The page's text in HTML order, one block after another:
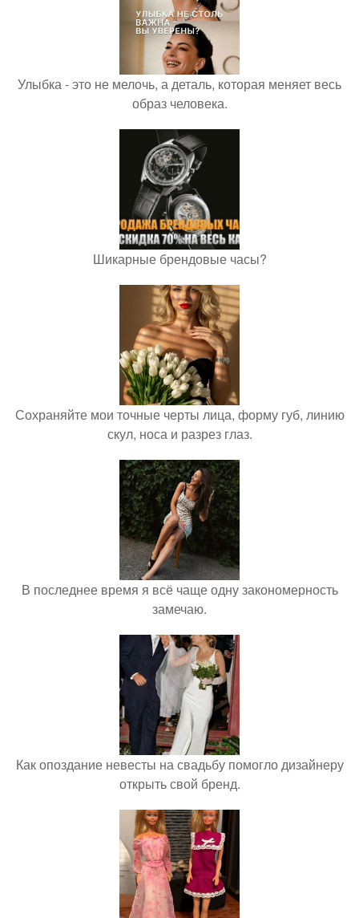
Улыбка - это не мелочь, а деталь, которая меняет весь
образ человека.
Шикарные брендовые часы?
Сохраняйте мои точные черты лица, форму губ, линию
скул, носа и разрез глаз.
В последнее время я всё чаще одну закономерность
замечаю.
Как опоздание невесты на свадьбу помогло дизайнеру
открыть свой бренд.